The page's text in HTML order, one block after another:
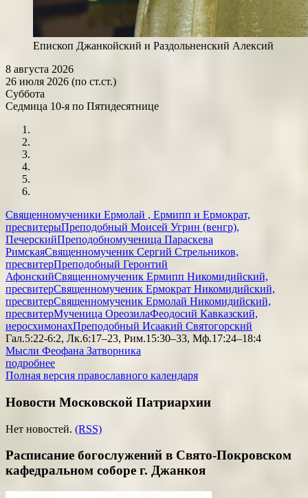
Епископ Джанкойский и Раздольненский Алексий
8 августа 2026
26 июля 2026 (по ст.ст.)
Суббота
Седмица 10-я по Пятидесятнице
Священномученики Ермолай , Ермипп и Ермократ,
пресвитерыПреподобный Моисей Угрин (венгр),
ПечерскийПреподобномученица Параскева
РимскаяСвященномученик Сергий Стрельников,
пресвитерПреподобный Геронтий
АфонскийСвященномученик Ермипп Никомидийский,
пресвитерСвященномученик Ермократ Никомидийский,
пресвитерСвященномученик Ермолай Никомидийский,
пресвитерМученица ОреозилаФеодосий Кавказский,
иеросхимонахПреподобный Исаакий Святогорский
Гал.5:22-6:2, Лк.6:17–23, Рим.15:30–33, Мф.17:24–18:4
Мысли Феофана Затворника
подробнее
Полная версия православного календаря
Новости Московской Патриархии
Нет новостей. (RSS)
Расписание богослужений в Свято-Покровском
кафедральном соборе г. Джанкоя